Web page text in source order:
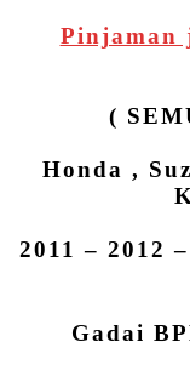
Pinjaman
(
Honda ,
2011 – 2012
Gadai